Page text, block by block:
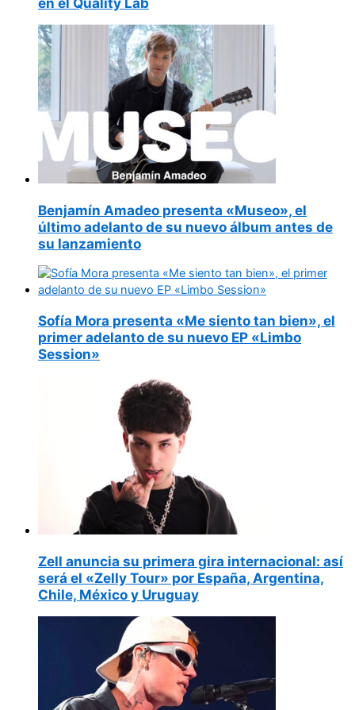
Benjamín Amadeo presenta «Museo», el
último adelanto de su nuevo álbum antes de
su lanzamiento
Sofía Mora presenta «Me siento tan bien», el
primer adelanto de su nuevo EP «Limbo
Session»
Zell anuncia su primera gira internacional: así
será el «Zelly Tour» por España, Argentina,
Chile, México y Uruguay